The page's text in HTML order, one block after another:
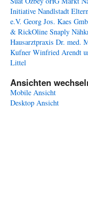
Initiative Nandlstadt
e.V. Georg Jos. Kaes
& RickOline Snaply
Hausarztpraxis Dr. med.
Kufner Winfried Arendt
Littel
Ansichten
Mobile Ansicht
Desktop Ansicht